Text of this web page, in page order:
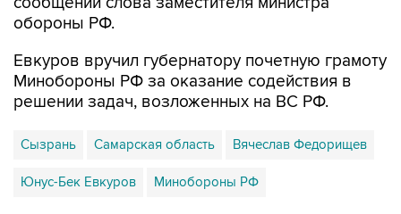
обороны РФ.
Евкуров вручил губернатору почетную грамоту
Минобороны РФ за оказание содействия в
решении задач, возложенных на ВС РФ.
Сызрань Самарская область Вячеслав Федорищев
Юнус-Бек Евкуров Минобороны РФ